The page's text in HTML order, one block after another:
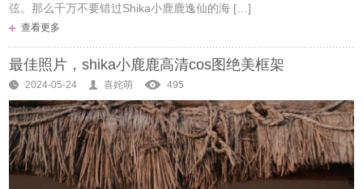
弦。那么千万不要错过Shika小鹿鹿逸仙的海 […]
查看更多
最佳照片，shika小鹿鹿高清cos图绝美框架
2024-05-24 喜姹萌 495